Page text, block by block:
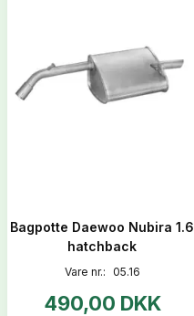
Bagpotte Daewoo Nubira 1.6
hatchback
Vare nr.: 05.16
490,00 DKK